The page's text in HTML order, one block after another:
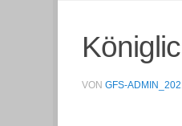
VON GFS-